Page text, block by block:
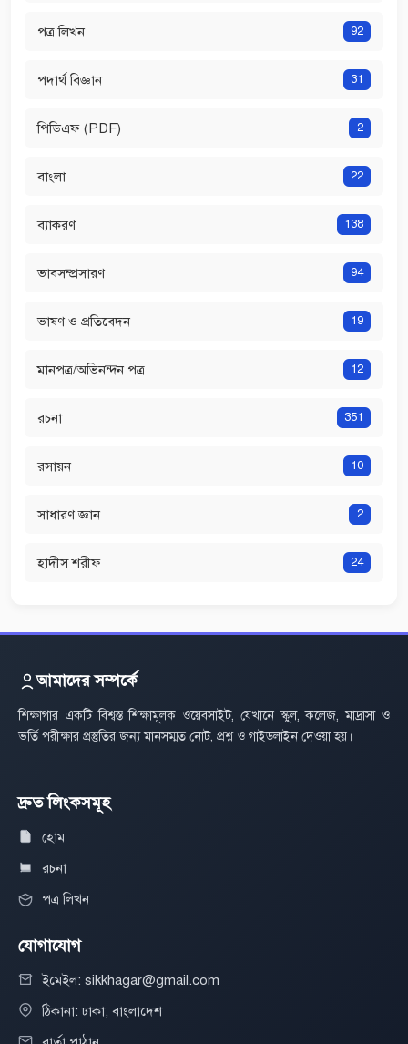
পত্র লিখন 92
পদার্থ বিজ্ঞান 31
পিডিএফ (PDF) 2
বাংলা 22
ব্যাকরণ 138
ভাবসম্প্রসারণ 94
ভাষণ ও প্রতিবেদন 19
মানপত্র/অভিনন্দন পত্র 12
রচনা 351
রসায়ন 10
সাধারণ জ্ঞান 2
হাদীস শরীফ 24
আমাদের সম্পর্কে
শিক্ষাগার একটি বিশ্বস্ত শিক্ষামূলক ওয়েবসাইট, যেখানে স্কুল, কলেজ, মাদ্রাসা ও
ভর্তি পরীক্ষার প্রস্তুতির জন্য মানসম্মত নোট, প্রশ্ন ও গাইডলাইন দেওয়া হয়।
দ্রুত লিংকসমূহ
হোম
রচনা
পত্র লিখন
যোগাযোগ
ইমেইল: sikkhagar@gmail.com
ঠিকানা: ঢাকা, বাংলাদেশ